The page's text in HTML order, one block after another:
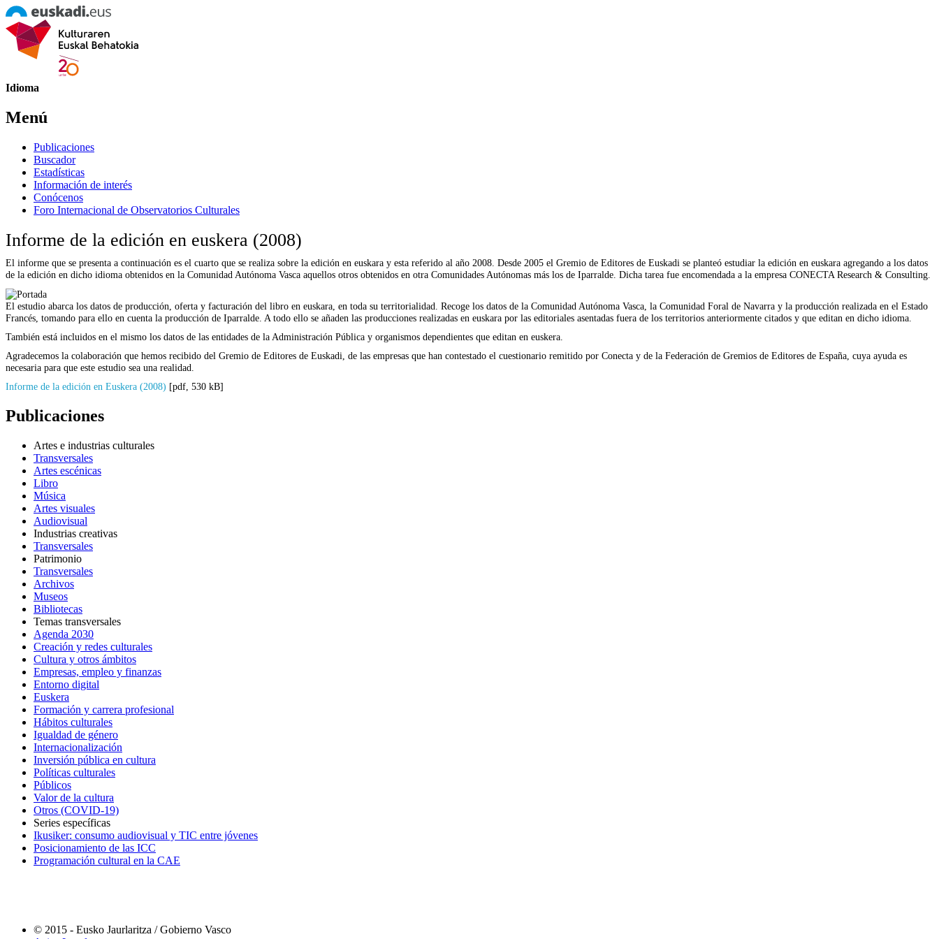
Idioma
Menú
Publicaciones
Buscador
Estadísticas
Información de interés
Conócenos
Foro Internacional de Observatorios Culturales
Informe de la edición en euskera (2008)
El informe que se presenta a continuación es el cuarto que se realiza sobre la edición en euskara y esta referido al año 2008. Desde 2005 el Gremio de Editores de Euskadi se planteó estudiar la edición en euskara agregando a los datos
de la edición en dicho idioma obtenidos en la Comunidad Autónoma Vasca aquellos otros obtenidos en otra Comunidades Autónomas más los de Iparralde. Dicha tarea fue encomendada a la empresa CONECTA Research & Consulting.
El estudio abarca los datos de producción, oferta y facturación del libro en euskara, en toda su territorialidad. Recoge los datos de la Comunidad Autónoma Vasca, la Comunidad Foral de Navarra y la producción realizada en el Estado
Francés, tomando para ello en cuenta la producción de Iparralde. A todo ello se añaden las producciones realizadas en euskara por las editoriales asentadas fuera de los territorios anteriormente citados y que editan en dicho idioma.
También está incluidos en el mismo los datos de las entidades de la Administración Pública y organismos dependientes que editan en euskera.
Agradecemos la colaboración que hemos recibido del Gremio de Editores de Euskadi, de las empresas que han contestado el cuestionario remitido por Conecta y de la Federación de Gremios de Editores de España, cuya ayuda es
necesaria para que este estudio sea una realidad.
Informe de la edición en Euskera (2008) [pdf, 530 kB]
Publicaciones
Artes e industrias culturales
Transversales
Artes escénicas
Libro
Música
Artes visuales
Audiovisual
Industrias creativas
Transversales
Patrimonio
Transversales
Archivos
Museos
Bibliotecas
Temas transversales
Agenda 2030
Creación y redes culturales
Cultura y otros ámbitos
Empresas, empleo y finanzas
Entorno digital
Euskera
Formación y carrera profesional
Hábitos culturales
Igualdad de género
Internacionalización
Inversión pública en cultura
Políticas culturales
Públicos
Valor de la cultura
Otros (COVID-19)
Series específicas
Ikusiker: consumo audiovisual y TIC entre jóvenes
Posicionamiento de las ICC
Programación cultural en la CAE
© 2015 - Eusko Jaurlaritza / Gobierno Vasco